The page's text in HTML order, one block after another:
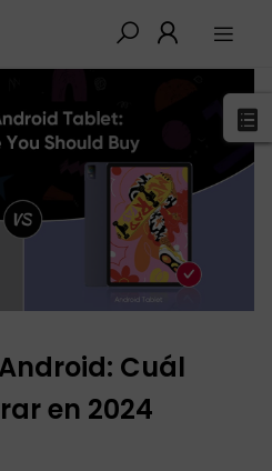
Consejos Detalles
Cuál
en 2024